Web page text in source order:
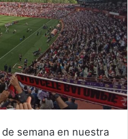
semana en nuestra